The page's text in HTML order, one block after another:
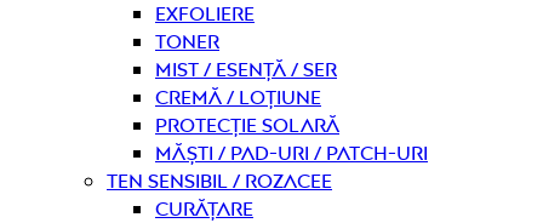
Exfoliere
Toner
Mist / Esență / Ser
Cremă / Loțiune
Protecție solară
Măști / Pad-uri / Patch-uri
Ten sensibil / rozacee
curățare